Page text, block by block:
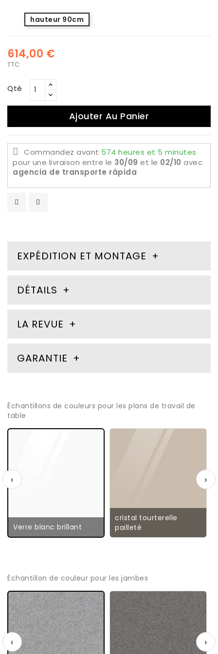
hauteur 90cm
614,00 €
TTC
Qté
Ajouter Au Panier
Commandez avant 574 heures et 5 minutes
pour une livraison entre le 30/09 et le 02/10 avec
agencia de transporte rápida
EXPÉDITION ET MONTAGE
DÉTAILS
LA REVUE
GARANTIE
Échantillons de couleurs pour les plans de travail de
table
Verre blanc brillant
cristal tourterelle
pailleté
‹ ›
Échantillon de couleur pour les jambes
‹ ›